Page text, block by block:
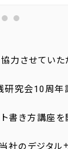
力させていた
究会10周年
書き方講座
社のデジタル